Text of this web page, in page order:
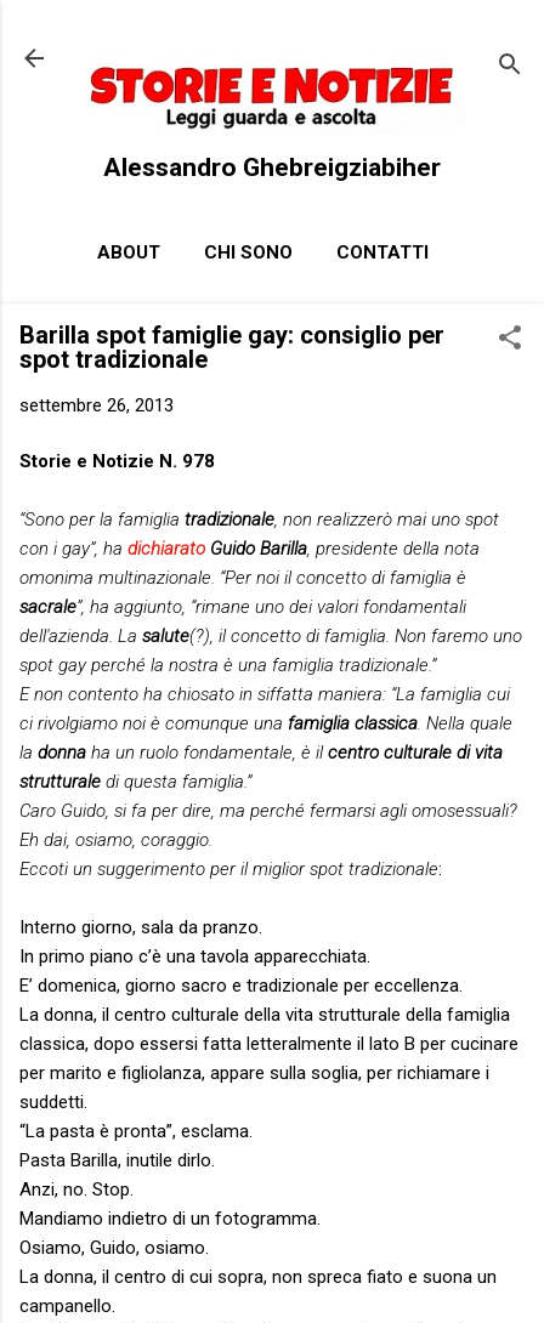
Alessandro Ghebreigziabiher
ABOUT CHI SONO CONTATTI
Barilla spot famiglie gay: consiglio per
spot tradizionale
settembre 26, 2013
Storie e Notizie N. 978
“Sono per la famiglia tradizionale, non realizzerò mai uno spot
con i gay”, ha dichiarato Guido Barilla, presidente della nota
omonima multinazionale. “Per noi il concetto di famiglia è
sacrale”, ha aggiunto, “rimane uno dei valori fondamentali
dell'azienda. La salute(?), il concetto di famiglia. Non faremo uno
spot gay perché la nostra è una famiglia tradizionale.”
E non contento ha chiosato in siffatta maniera: “La famiglia cui
ci rivolgiamo noi è comunque una famiglia classica. Nella quale
la donna ha un ruolo fondamentale, è ilcentro culturale di vita
strutturale di questa famiglia.”
Caro Guido, si fa per dire, ma perché fermarsi agli omosessuali?
Eh dai, osiamo, coraggio.
Eccoti un suggerimento per il miglior spot tradizionale:
Interno giorno, sala da pranzo.
In primo piano c’è una tavola apparecchiata.
E’ domenica, giorno sacro e tradizionale per eccellenza.
La donna, il centro culturale della vita strutturale della famiglia
classica, dopo essersi fatta letteralmente il lato B per cucinare
per marito e figliolanza, appare sulla soglia, per richiamare i
suddetti.
“La pasta è pronta”, esclama.
Pasta Barilla, inutile dirlo.
Anzi, no. Stop.
Mandiamo indietro di un fotogramma.
Osiamo, Guido, osiamo.
La donna, il centro di cui sopra, non spreca fiato e suona un
campanello.